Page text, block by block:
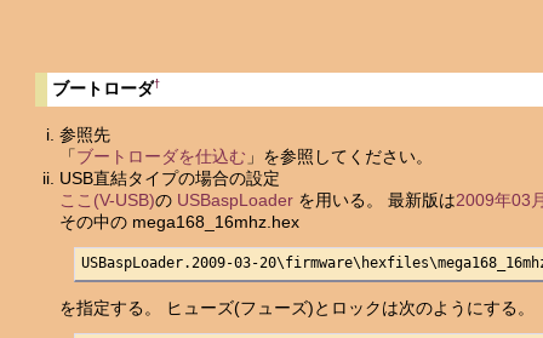
ブートローダ†
参照先
「ブートローダを仕込む 」を参照してください。
USB直結タイプの場合の設定
ここ(V-USB)の USBaspLoaderを用いる。 最新版は2009年03
その中の mega168_16mhz.hex
USBaspLoader.2009-03-
を指定する。 ヒューズ(フューズ)とロックは次のようにする。